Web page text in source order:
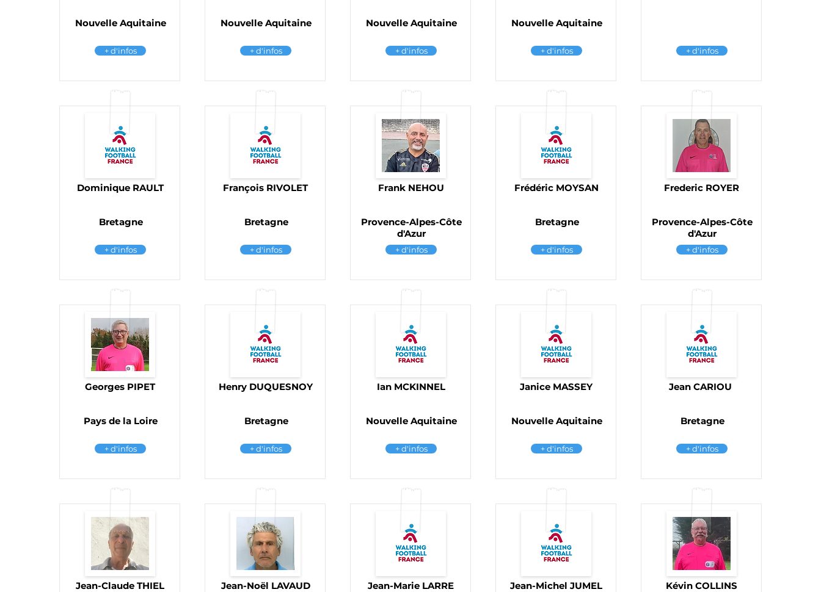
Nouvelle Aquitaine
+ d'infos
Dominique RAULT
Bretagne
+ d'infos
Georges PIPET
Pays de la Loire
+ d'infos
Jean-Claude THIEL
Nouvelle Aquitaine
+ d'infos
François RIVOLET
Bretagne
+ d'infos
Henry DUQUESNOY
Bretagne
+ d'infos
Jean-Noël LAVAUD
Nouvelle Aquitaine
+ d'infos
Frank NEHOU
Provence-Alpes-Côte
d'Azur
+ d'infos
Ian MCKINNEL
Nouvelle Aquitaine
+ d'infos
Jean-Marie LARRE
Nouvelle Aquitaine
+ d'infos
Frédéric MOYSAN
Bretagne
+ d'infos
Janice MASSEY
Nouvelle Aquitaine
+ d'infos
Jean-Michel JUMEL
+ d'infos
Frederic ROYER
Provence-Alpes-Côte
d'Azur
+ d'infos
Jean CARIOU
Bretagne
+ d'infos
Kévin COLLINS